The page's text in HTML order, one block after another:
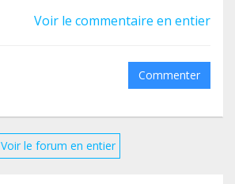
Voir le commentaire en entier
Commenter
Voir le forum en entier